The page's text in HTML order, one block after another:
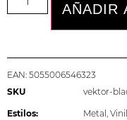
AÑADIR
EAN: 5055006546323
SKU
vektor-
Estilos: Metal ,